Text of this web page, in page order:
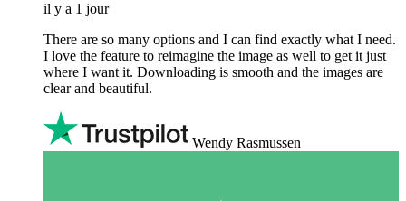
il y a 1 jour
There are so many options and I can find exactly what I need.
I love the feature to reimagine the image as well to get it just
where I want it. Downloading is smooth and the images are
clear and beautiful.
Wendy Rasmussen